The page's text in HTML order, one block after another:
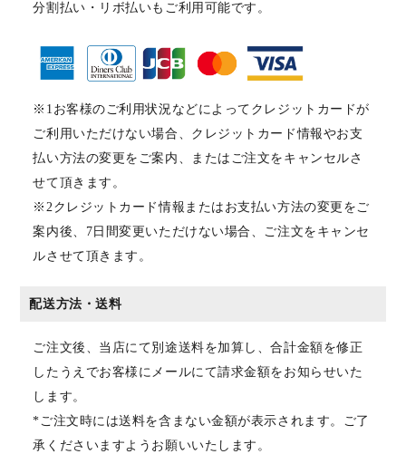
分割払い・リボ払いもご利用可能です。
※1お客様のご利用状況などによってクレジットカードが
ご利用いただけない場合、クレジットカード情報やお支
払い方法の変更をご案内、またはご注文をキャンセルさ
せて頂きます。
※2クレジットカード情報またはお支払い方法の変更をご
案内後、7日間変更いただけない場合、ご注文をキャンセ
ルさせて頂きます。
配送方法・送料
ご注文後、当店にて別途送料を加算し、合計金額を修正
したうえでお客様にメールにて請求金額をお知らせいた
します。
*ご注文時には送料を含まない金額が表示されます。ご了
承くださいますようお願いいたします。